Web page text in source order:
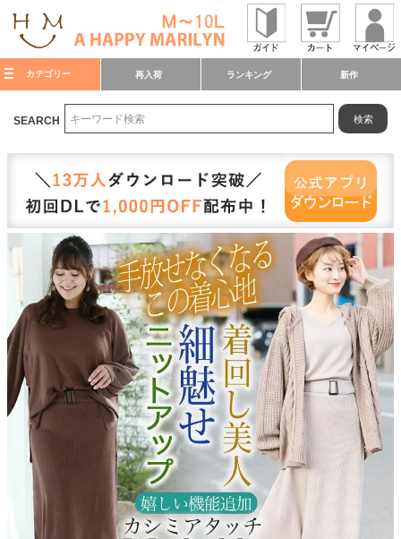
カテゴリー 再入荷 ランキング 新作
SEARCH 検索